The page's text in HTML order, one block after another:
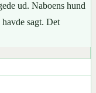
ud. Naboens hund
sagt. Det